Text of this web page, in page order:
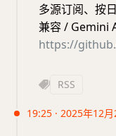
多源订阅、按
兼容 / Gemini
https://
RSS
19:25 · 2025年12